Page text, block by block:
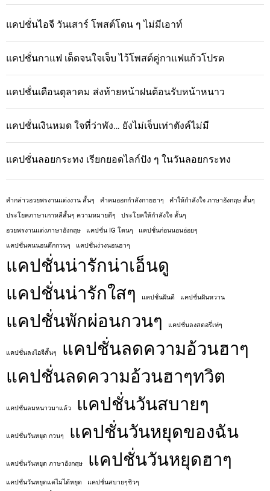
แคปชั่นไอจี วันเสาร์ โพสต์โดน ๆ ไม่มีเอาท์
แคปชั่นกาแฟ เด็ดจนใจเจ็บ ไว้โพสต์คู่กาแฟแก้วโปรด
แคปชั่นเดือนตุลาคม ส่งท้ายหน้าฝนต้อนรับหน้าหนาว
แคปชั่นเงินหมด ใจที่ว่าพัง… ยังไม่เจ็บเท่าตังค์ไม่มี
แคปชั่นลอยกระทง เรียกยอดไลก์ปัง ๆ ในวันลอยกระทง
คํากล่าวอวยพรงานแต่งงาน สั้นๆ คําคมออกกําลังกายฮาๆ
คําให้กําลังใจ ภาษาอังกฤษ สั้นๆ
ประโยคภาษาเกาหลีสั้นๆ ความหมายดีๆ
ประโยคให้กําลังใจ สั้นๆ
อวยพรงานแต่งภาษาอังกฤษ
แคปชั่น IG โดนๆ
แคปชั่นก่อนนอนอ่อยๆ
แคปชั่นคนนอนดึกกวนๆ
แคปชั่นง่วงนอนฮาๆ
แคปชั่นน่ารักน่าเอ็นดู
แคปชั่นน่ารักใสๆ
แคปชั่นฝันดี แคปชั่นฝันหวาน
แคปชั่นพักผ่อนกวนๆ แคปชั่นลงสตอรี่เท่ๆ
แคปชั่นลงไอจีสั้นๆ
แคปชั่นลดความอ้วนฮาๆ
แคปชั่นลดความอ้วนฮาๆทวิต
แคปชั่นลมหนาวมาแล้ว แคปชั่นวันสบายๆ
แคปชั่นวันหยุด กวนๆ แคปชั่นวันหยุดของฉัน
แคปชั่นวันหยุด ภาษาอังกฤษ แคปชั่นวันหยุดฮาๆ
แคปชั่นวันหยุดแต่ไม่ได้หยุด แคปชั่นสบายๆชิวๆ